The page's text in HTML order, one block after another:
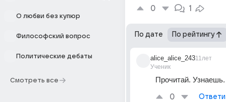
О любви без купюр
Философский вопрос
Политические дебаты
Смотреть все
0 1
По дате По рейтингу
alice_alice_243
Ученик
11лет
Прочитай. Узнаешь.
0